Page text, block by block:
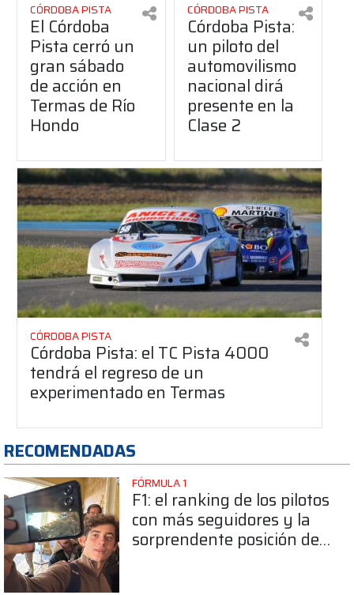
CÓRDOBA PISTA
El Córdoba
Pista cerró un
gran sábado
de acción en
Termas de Río
Hondo
CÓRDOBA PISTA
Córdoba Pista:
un piloto del
automovilismo
nacional dirá
presente en la
Clase 2
CÓRDOBA PISTA
Córdoba Pista: el TC Pista 4000
tendrá el regreso de un
experimentado en Termas
RECOMENDADAS
FÓRMULA 1
F1: el ranking de los pilotos
con más seguidores y la
sorprendente posición de